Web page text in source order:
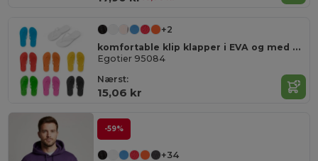
+2
komfortable klip klapper i EVA og med PVC rem
Egotier 95084
Nærst:
15,06 kr
-59%
+34